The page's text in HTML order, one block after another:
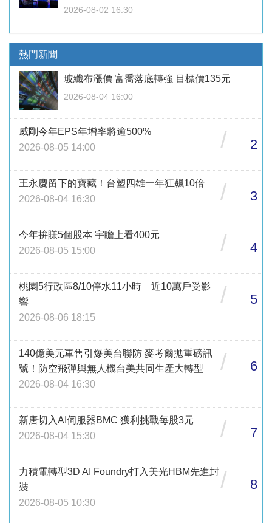
2026-08-02 16:30
熱門新聞
玻纖布漲價 富喬落底轉強 目標價135元
2026-08-04 16:00
威剛今年EPS年增率將逾500%
2026-08-05 14:00
/ 2
王永慶留下的寶藏！台塑四雄一年狂飆10倍
2026-08-04 16:30
/ 3
今年拚賺5個股本 宇瞻上看400元
2026-08-05 15:00
/ 4
桃園5行政區8/10停水11小時 近10萬戶受影
響
2026-08-06 18:15
/ 5
140億美元軍售引爆美台聯防 麥考爾拋重磅訊
號！防空飛彈與無人機台美共同生產大轉型
2026-08-04 16:30
/ 6
新唐切入AI伺服器BMC 獲利挑戰每股3元
2026-08-04 15:30
/ 7
力積電轉型3D AI Foundry打入美光HBM先進封
裝
2026-08-05 10:30
/ 8